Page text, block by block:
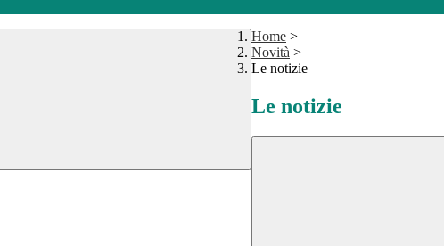
Home >
Novità >
Le notizie
Le notizie